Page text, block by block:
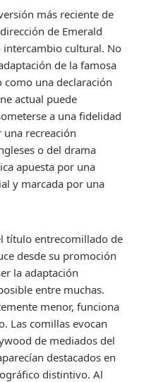
más reciente de
de Emerald
intercambio cultural. No
de la famosa
como una declaración
actual puede
a una fidelidad
recreación
o del drama
apuesta por una
y marcada por una
título entrecomillado de
desde su promoción
la adaptación
entre muchas.
menor, funciona
Las comillas evocan
de mediados del
destacados en
distintivo. Al